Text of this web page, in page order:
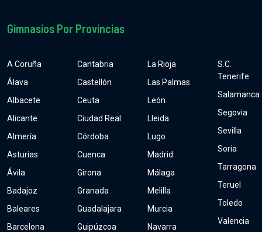
Gimnasios Por Provincias
A Coruña
Álava
Albacete
Alicante
Almería
Asturias
Ávila
Badajoz
Baleares
Barcelona
Cantabria
Castellón
Ceuta
Ciudad Real
Córdoba
Cuenca
Girona
Granada
Guadalajara
Guipúzcoa
La Rioja
Las Palmas
León
Lleida
Lugo
Madrid
Málaga
Melilla
Murcia
Navarra
S.C.
Tenerife
Salamanca
Segovia
Sevilla
Soria
Tarragona
Teruel
Toledo
Valencia